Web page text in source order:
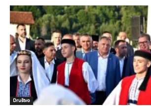
Društvo